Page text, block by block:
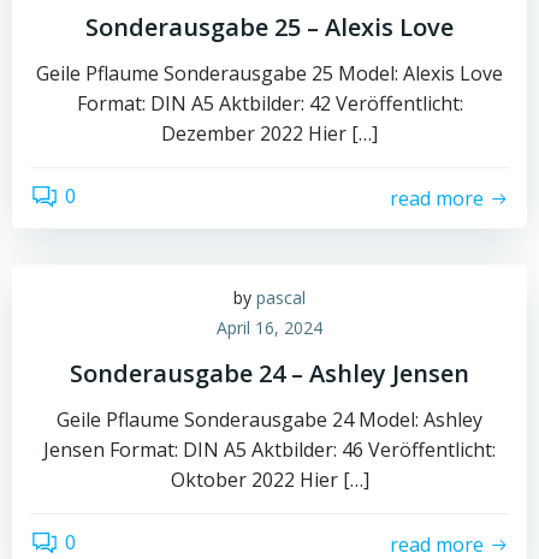
Sonderausgabe 25 – Alexis Love
Geile Pflaume Sonderausgabe 25 Model: Alexis Love
Format: DIN A5 Aktbilder: 42 Veröffentlicht:
Dezember 2022 Hier […]
0 read more
by pascal
April 16, 2024
Sonderausgabe 24 – Ashley Jensen
Geile Pflaume Sonderausgabe 24 Model: Ashley
Jensen Format: DIN A5 Aktbilder: 46 Veröffentlicht:
Oktober 2022 Hier […]
0 read more